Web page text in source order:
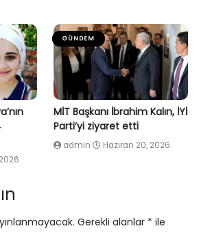
GÜNDEM
MİT Başkanı İbrahim Kalın, İYİ
Parti’yi ziyaret etti
admin Haziran 20, 2026
Gerekli alanlar * ile